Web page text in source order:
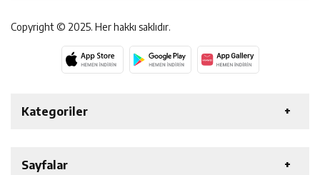
Copyright © 2025. Her hakkı saklıdır.
Kategoriler
EKONOMİ
Sayfalar